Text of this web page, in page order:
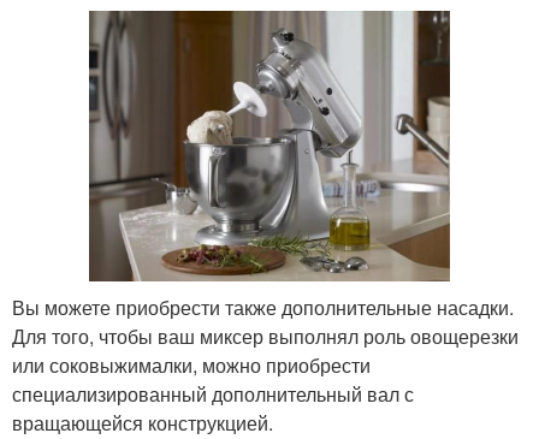
Вы можете приобрести также дополнительные насадки.
Для того, чтобы ваш миксер выполнял роль овощерезки
или соковыжималки, можно приобрести
специализированный дополнительный вал с
вращающейся конструкцией.